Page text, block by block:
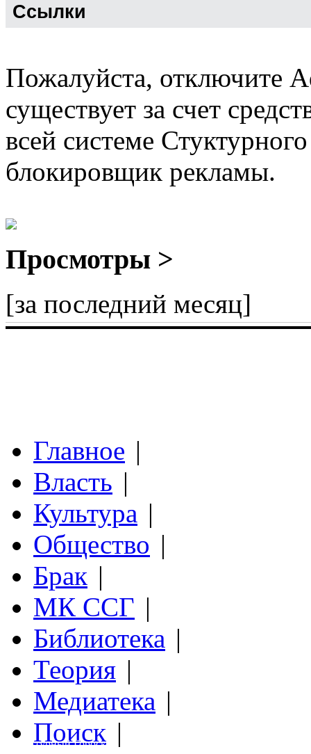
Ссылки
Пожалуйста, отключите
существует за счет
всей системе
блокировщик рекламы.
Просмотры >
[за последний месяц]
Главное |
Власть |
Культура |
Общество |
Брак |
МК ССГ |
Библиотека |
Теория |
Медиатека |
Поиск |
Структурный Гороскоп